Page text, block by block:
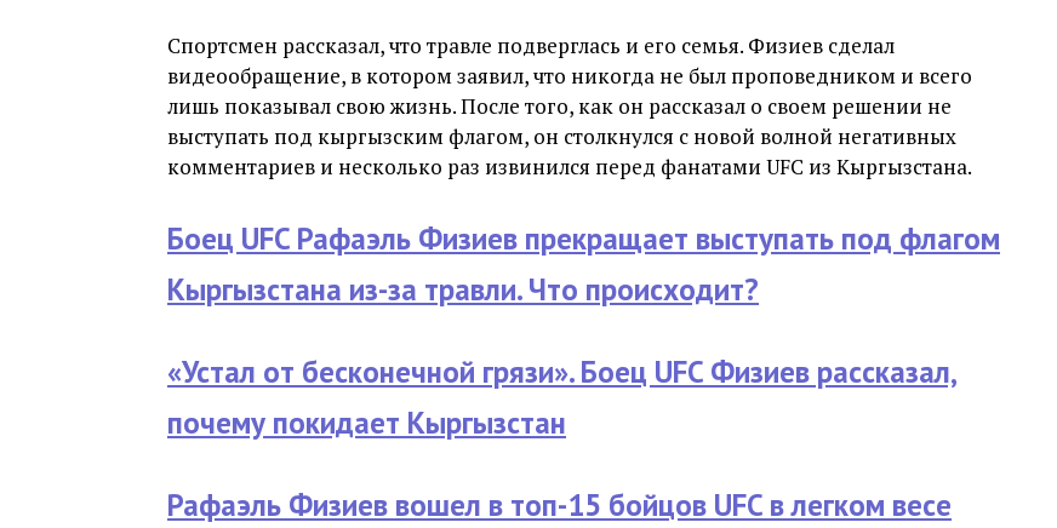
Спортсмен рассказал, что травле подверглась и его семья. Физиев сделал
видеообращение, в котором заявил, что никогда не был проповедником и всего
лишь показывал свою жизнь. После того, как он рассказал о своем решении не
выступать под кыргызским флагом, он столкнулся с новой волной негативных
комментариев и несколько раз извинился перед фанатами UFC из Кыргызстана.
Боец UFC Рафаэль Физиев прекращает выступать под флагом
Кыргызстана из-за травли. Что происходит?
«Устал от бесконечной грязи». Боец UFC Физиев рассказал,
почему покидает Кыргызстан
Рафаэль Физиев вошел в топ-15 бойцов UFC в легком весе